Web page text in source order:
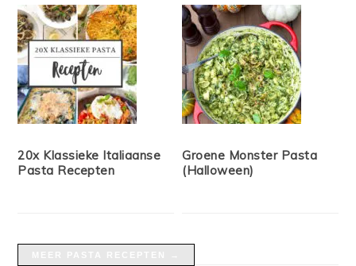
20x Klassieke Italiaanse
Pasta Recepten
Groene Monster Pasta
(Halloween)